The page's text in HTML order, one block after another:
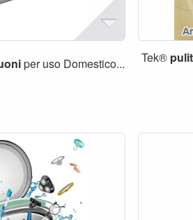
per uso Domestico... Tek®